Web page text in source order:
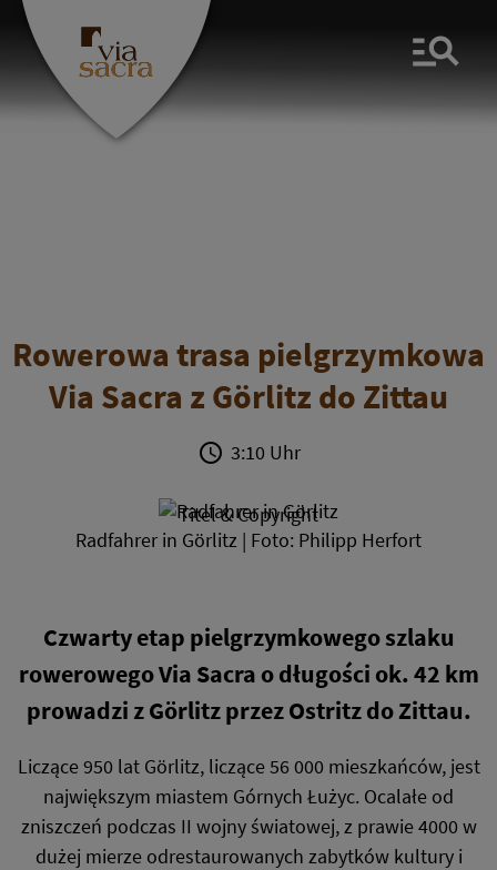
Rowerowa trasa pielgrzymkowa
Via Sacra z Görlitz do Zittau
3:10 Uhr
Titel & Copyright
Radfahrer in Görlitz | Foto: Philipp Herfort
Czwarty etap pielgrzymkowego szlaku
rowerowego Via Sacra o długości ok. 42 km
prowadzi z Görlitz przez Ostritz do Zittau.
Liczące 950 lat Görlitz, liczące 56 000 mieszkańców, jest
największym miastem Górnych Łużyc. Ocalałe od
zniszczeń podczas II wojny światowej, z prawie 4000 w
dużej mierze odrestaurowanych zabytków kultury i